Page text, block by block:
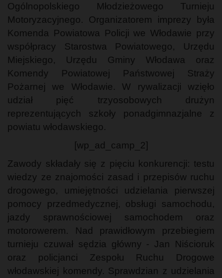
Ogólnopolskiego Młodzieżowego Turnieju
Motoryzacyjnego. Organizatorem imprezy była
Komenda Powiatowa Policji we Włodawie przy
współpracy Starostwa Powiatowego, Urzędu
Miejskiego, Urzędu Gminy Włodawa oraz
Komendy Powiatowej Państwowej Straży
Pożarnej we Włodawie. W rywalizacji wzięło
udział pięć trzyosobowych drużyn
reprezentujących szkoły ponadgimnazjalne z
powiatu włodawskiego.
[wp_ad_camp_2]
Zawody składały się z pięciu konkurencji: testu
wiedzy ze znajomości zasad i przepisów ruchu
drogowego, umiejętności udzielania pierwszej
pomocy przedmedycznej, obsługi samochodu,
jazdy sprawnościowej samochodem oraz
motorowerem. Nad prawidłowym przebiegiem
turnieju czuwał sędzia główny - Jan Niścioruk
oraz policjanci Zespołu Ruchu Drogowe
włodawskiej komendy. Sprawdzian z udzielania